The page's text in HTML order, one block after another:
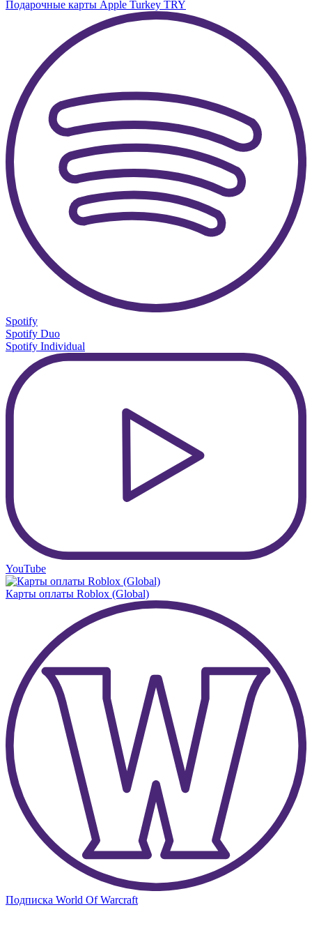
Подарочные карты Apple Turkey TRY
Spotify
Spotify Duo
Spotify Individual
YouTube
Карты оплаты Roblox (Global)
Подписка World Of Warcraft